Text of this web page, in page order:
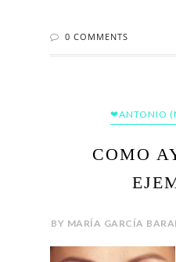
0 COMMENTS
❤ANTONIO
COMO
BY MARÍA GARCÍA